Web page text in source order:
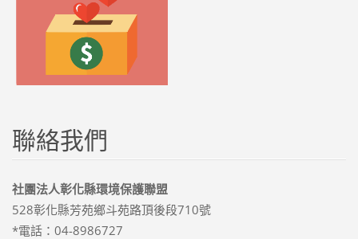
聯絡我們
社團法人彰化縣環境保護聯盟
528彰化縣芳苑鄉斗苑路頂後段710號
*電話：04-8986727